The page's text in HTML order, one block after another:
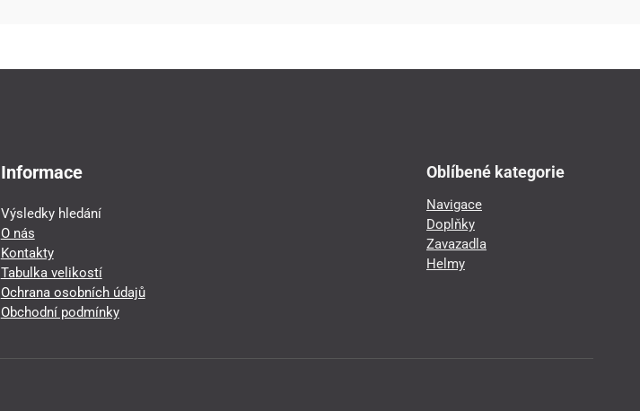
Informace
Výsledky hledání
O nás
Kontakty
Tabulka velikostí
Ochrana osobních údajů
Obchodní podmínky
Oblíbené kategorie
Navigace
Doplňky
Zavazadla
Helmy